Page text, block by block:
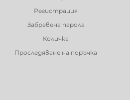
Регистрация
Забравена парола
Количка
Проследяване на поръчка